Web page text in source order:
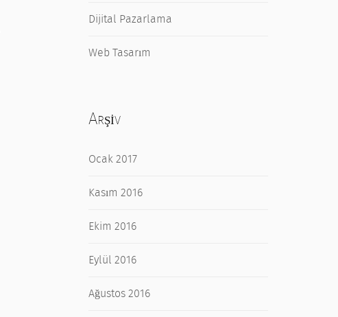
Dijital Pazarlama
Web Tasarım
Arşiv
Ocak 2017
Kasım 2016
Ekim 2016
Eylül 2016
Ağustos 2016